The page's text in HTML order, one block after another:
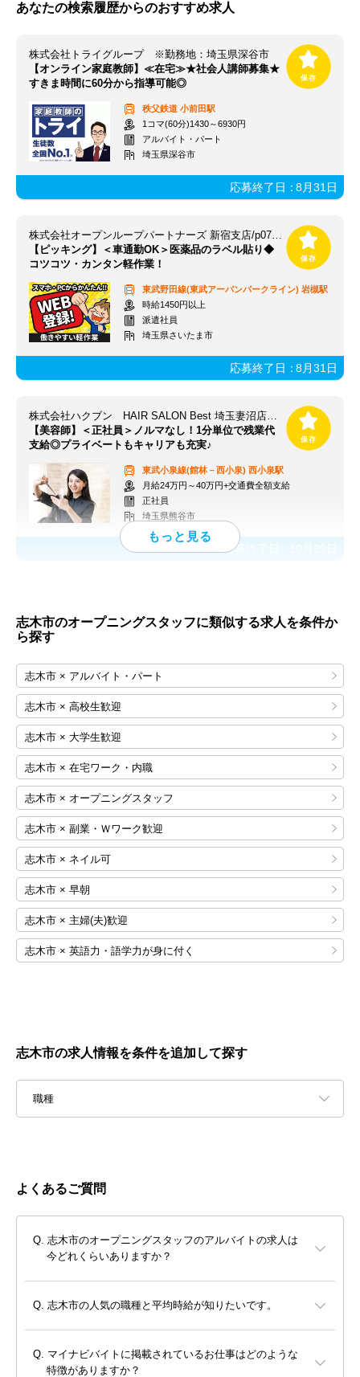
あなたの検索履歴からのおすすめ求人
株式会社トライグループ ※勤務地：埼玉県深谷市
【オンライン家庭教師】≪在宅≫★社会人講師募集★
すきま時間に60分から指導可能◎
秩父鉄道 小前田駅
1コマ(60分)1430～6930円
アルバイト・パート
埼玉県深谷市
応募終了日：8月31日
株式会社オープンループパートナーズ 新宿支店/p07260707201
【ピッキング】＜車通勤OK＞医薬品のラベル貼り◆
コツコツ・カンタン軽作業！
東武野田線(東武アーバンパークライン) 岩槻駅
時給1450円以上
派遣社員
埼玉県さいたま市
応募終了日：8月31日
株式会社ハクブン HAIR SALON Best 埼玉妻沼店※NEW OPEN
【美容師】＜正社員＞ノルマなし！1分単位で残業代
支給◎プライベートもキャリアも充実♪
東武小泉線(館林－西小泉) 西小泉駅
月給24万円～40万円+交通費全額支給
正社員
埼玉県熊谷市
応募終了日：
志木市のオープニングスタッフに類似する求人を条件か
ら探す
志木市 × アルバイト・パート
志木市 × 高校生歓迎
志木市 × 大学生歓迎
志木市 × 在宅ワーク・内職
志木市 × オープニングスタッフ
志木市 × 副業・Ｗワーク歓迎
志木市 × ネイル可
志木市 × 早朝
志木市 × 主婦(夫)歓迎
志木市 × 英語力・語学力が身に付く
志木市の求人情報を条件を追加して探す
職種
よくあるご質問
志木市のオープニングスタッフのアルバイトの求人は
今どれくらいありますか？
志木市の人気の職種と平均時給が知りたいです。
マイナビバイトに掲載されているお仕事はどのような
特徴がありますか？